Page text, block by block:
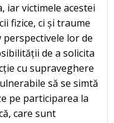
iar victimele acestei
fizice, ci și traume
lor de
de a solicita
cu supraveghere
să se simtă
pe participarea la
care sunt